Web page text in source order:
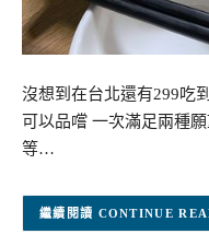
沒想到在台北還有299吃
可以品嚐 一次滿足兩種
等…
CONTINUE